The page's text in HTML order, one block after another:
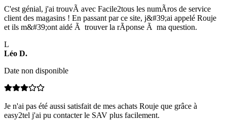
C'est génial, j'ai trouvÃ avec Facile2tous les numÃros de service
client des magasins ! En passant par ce site, j&#39;ai appelé Rouje
et ils m&#39;ont aidé Ã trouver la rÃponse Ã ma question.
L
Léo D.
Date non disponible
Je n'ai pas été aussi satisfait de mes achats Rouje que grâce à
easy2tel j'ai pu contacter le SAV plus facilement.